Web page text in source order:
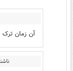
آن زمان ترک